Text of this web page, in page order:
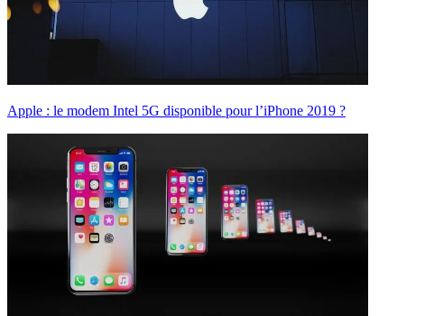
Apple : le modem Intel 5G disponible pour l’iPhone 2019 ?